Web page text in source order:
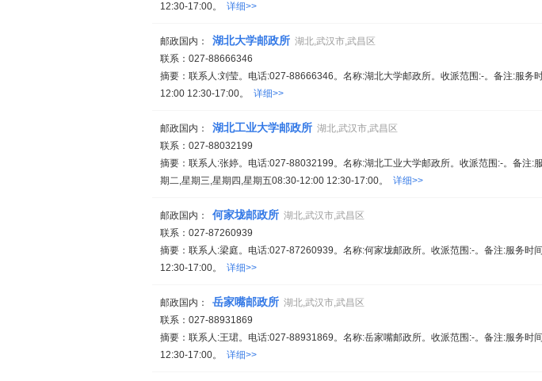
12:30-17:00。 详细>>
邮政国内： 湖北大学邮政所 湖北,武汉市,武昌区
联系：027-88666346
摘要：联系人:刘莹。电话:027-88666346。名称:湖北大学邮政所。收派范围:-。备注:服务
12:00 12:30-17:00。 详细>>
邮政国内： 湖北工业大学邮政所 湖北,武汉市,武昌区
联系：027-88032199
摘要：联系人:张婷。电话:027-88032199。名称:湖北工业大学邮政所。收派范围:-。备注:
期二,星期三,星期四,星期五08:30-12:00 12:30-17:00。 详细>>
邮政国内： 何家垅邮政所 湖北,武汉市,武昌区
联系：027-87260939
摘要：联系人:梁庭。电话:027-87260939。名称:何家垅邮政所。收派范围:-。备注:服务时
12:30-17:00。 详细>>
邮政国内： 岳家嘴邮政所 湖北,武汉市,武昌区
联系：027-88931869
摘要：联系人:王珺。电话:027-88931869。名称:岳家嘴邮政所。收派范围:-。备注:服务时
12:30-17:00。 详细>>